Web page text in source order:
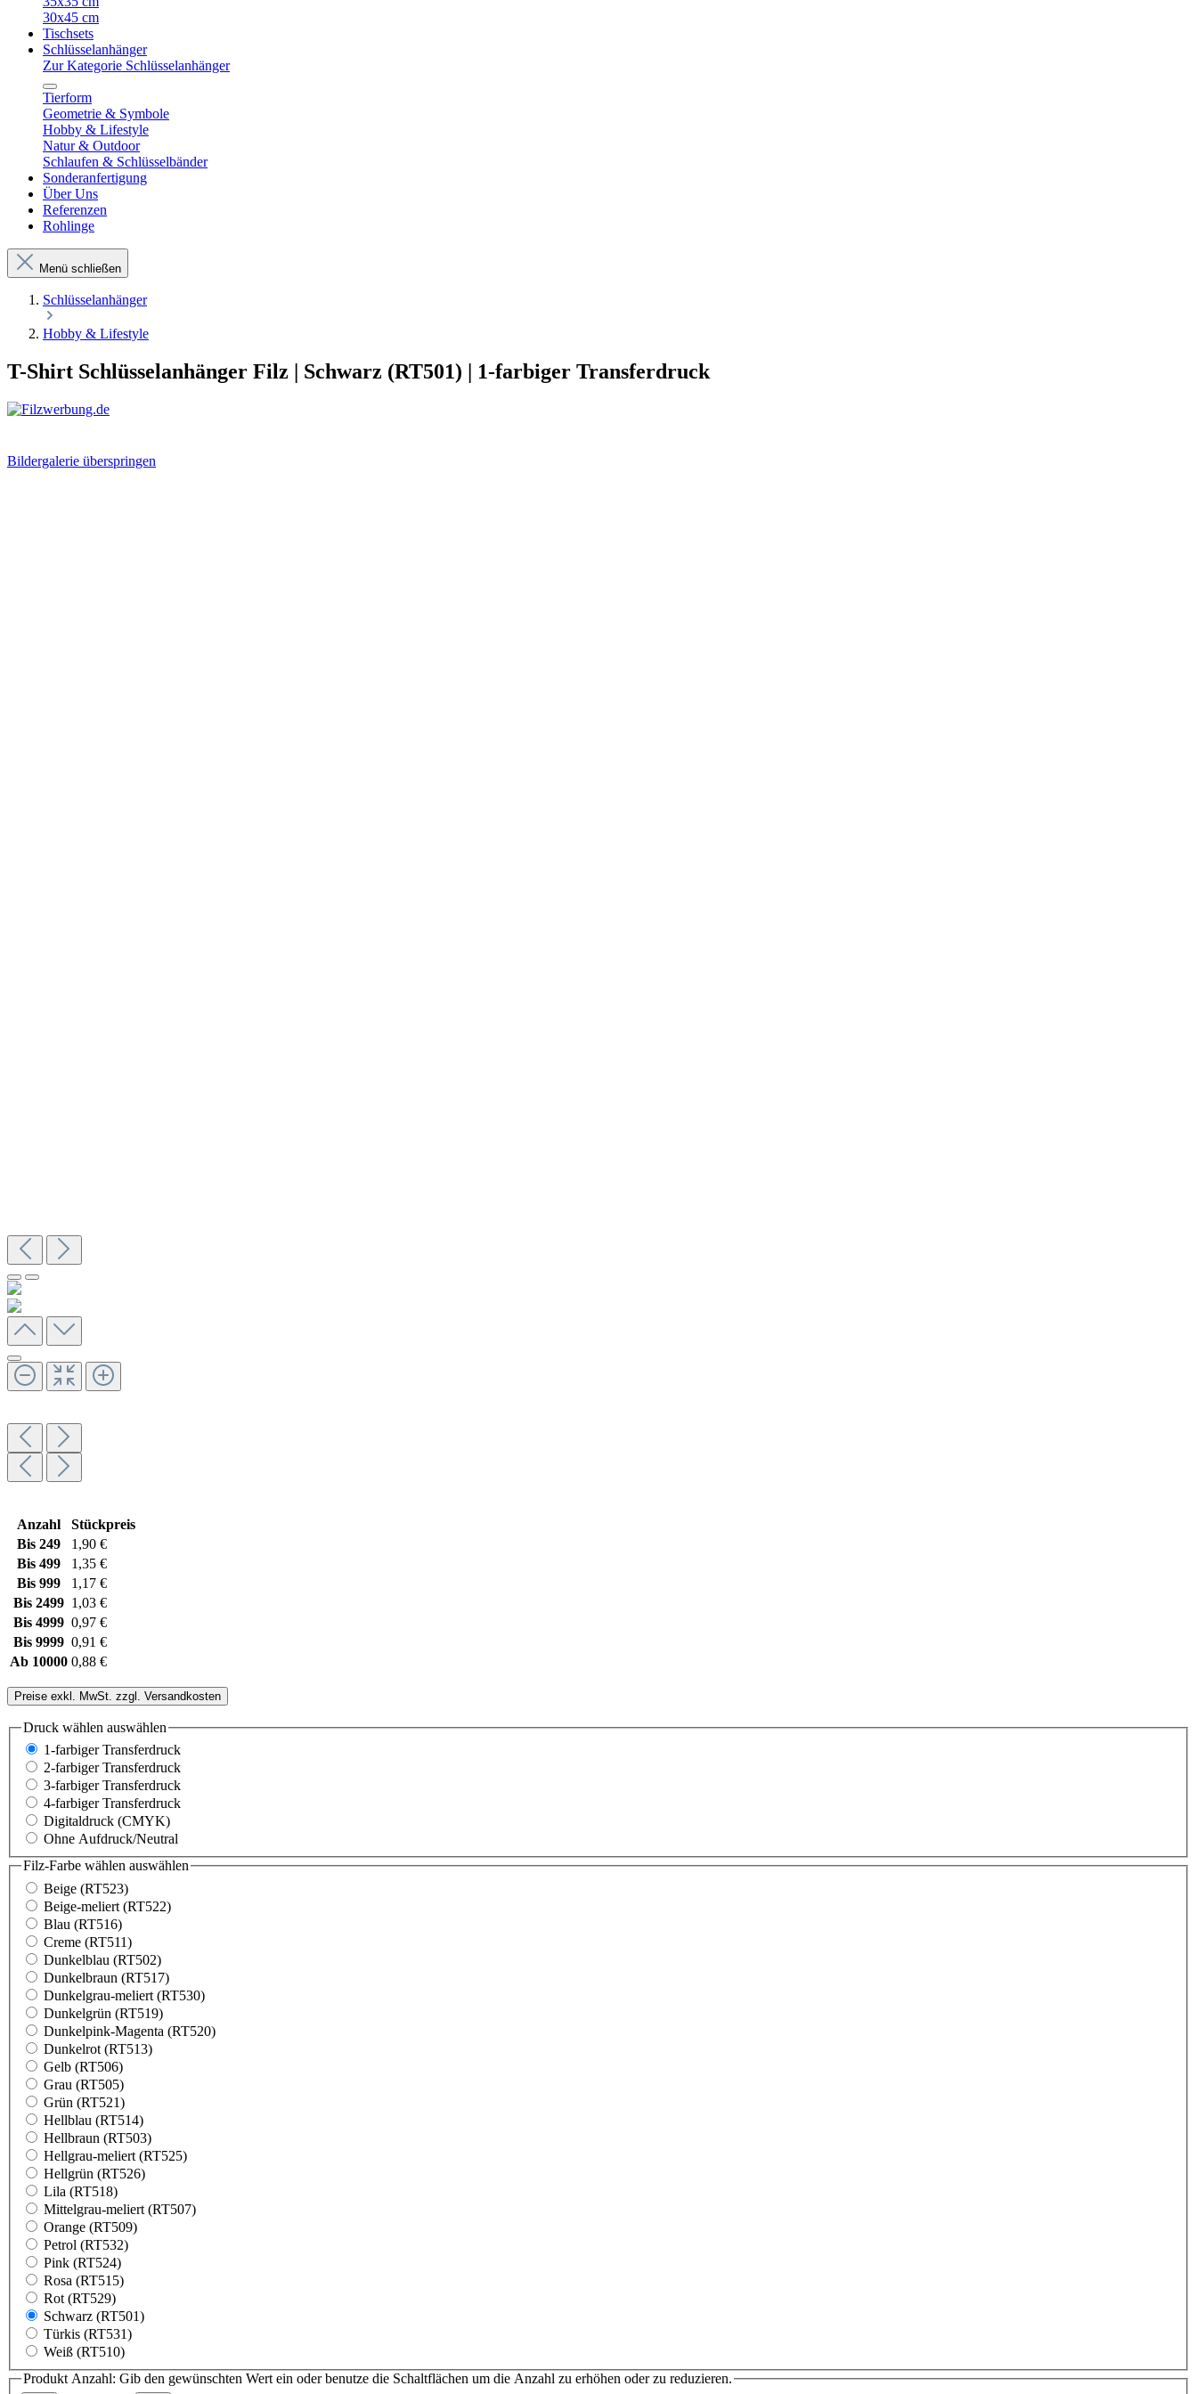
30x45 cm
Tischsets
Schlüsselanhänger
Zur Kategorie Schlüsselanhänger
Tierform
Geometrie & Symbole
Hobby & Lifestyle
Natur & Outdoor
Schlaufen & Schlüsselbänder
Sonderanfertigung
Über Uns
Referenzen
Rohlinge
Menü schließen
Schlüsselanhänger
Hobby & Lifestyle
T-Shirt Schlüsselanhänger Filz | Schwarz (RT501) | 1-farbiger Transferdruck
Bildergalerie überspringen
Anzahl
Stückpreis
Bis 249
1,90 €
Bis 499
1,35 €
Bis 999
1,17 €
Bis 2499 1,03 €
Bis 4999 0,97 €
Bis 9999 0,91 €
Ab 10000 0,88 €
Preise exkl. MwSt. zzgl. Versandkosten
Druck wählen auswählen
1-farbiger Transferdruck
2-farbiger Transferdruck
3-farbiger Transferdruck
4-farbiger Transferdruck
Digitaldruck (CMYK)
Ohne Aufdruck/Neutral
Filz-Farbe wählen auswählen
Beige (RT523)
Beige-meliert (RT522)
Blau (RT516)
Creme (RT511)
Dunkelblau (RT502)
Dunkelbraun (RT517)
Dunkelgrau-meliert (RT530)
Dunkelgrün (RT519)
Dunkelpink-Magenta (RT520)
Dunkelrot (RT513)
Gelb (RT506)
Grau (RT505)
Grün (RT521)
Hellblau (RT514)
Hellbraun (RT503)
Hellgrau-meliert (RT525)
Hellgrün (RT526)
Lila (RT518)
Mittelgrau-meliert (RT507)
Orange (RT509)
Petrol (RT532)
Pink (RT524)
Rosa (RT515)
Rot (RT529)
Schwarz (RT501)
Türkis (RT531)
Weiß (RT510)
Produkt Anzahl: Gib den gewünschten Wert ein oder benutze die Schaltflächen um die Anzahl zu erhöhen oder zu reduzieren.